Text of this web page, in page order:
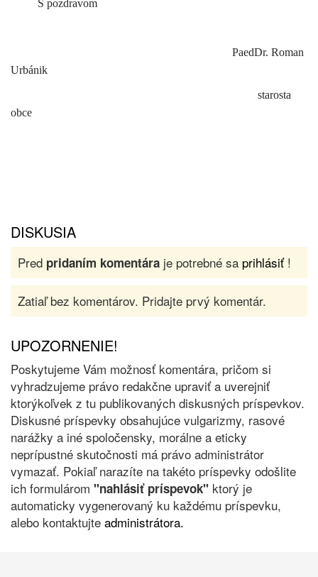
S pozdravom
PaedDr. Roman
Urbánik
starosta
obce
DISKUSIA
Pred pridaním komentára je potrebné sa prihlásiť!
Zatiaľ bez komentárov. Pridajte prvý komentár.
UPOZORNENIE!
Poskytujeme Vám možnosť komentára, pričom si
vyhradzujeme právo redakčne upraviť a uverejniť
ktorýkoľvek z tu publikovaných diskusných príspevkov.
Diskusné príspevky obsahujúce vulgarizmy, rasové
narážky a iné spoločensky, morálne a eticky
neprípustné skutočnosti má právo administrátor
vymazať. Pokiaľ narazíte na takéto príspevky odošlite
ich formulárom "nahlásiť príspevok" ktorý je
automaticky vygenerovaný ku každému príspevku,
alebo kontaktujte administrátora.